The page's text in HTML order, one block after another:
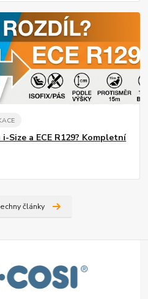
Size a ECE R129? Kompletní
články